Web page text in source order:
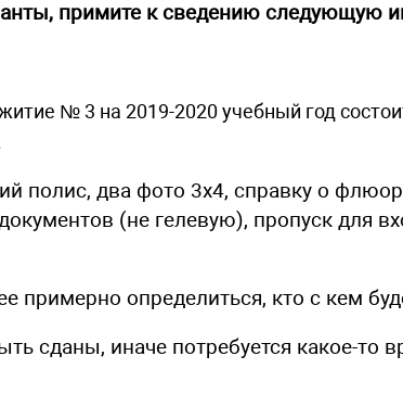
примите к сведению следующую
№ 3 на 2019-2020учебный год
полис, два фото 3х4, справку о
(не гелевую), пропуск для
примерно определиться, кто с кем
иначе потребуется какое-то